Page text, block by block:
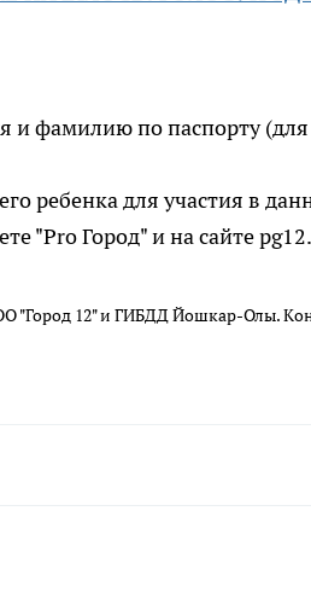
и фамилию по паспорту
ребенка для участия в
"Pro Город" и на сайте
"Город 12" и ГИБДД Йошкар-Олы.